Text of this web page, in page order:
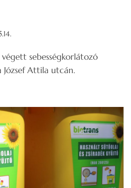
sebességkorlátozó
Attila utcán.